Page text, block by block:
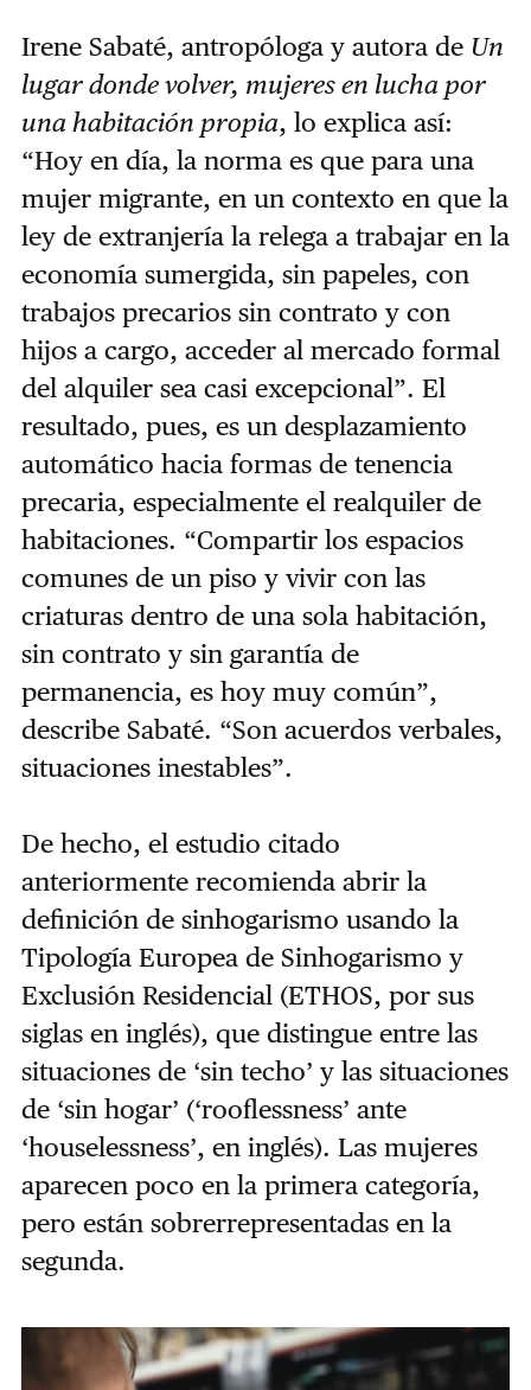
Irene Sabaté, antropóloga y autora de Un
lugar donde volver, mujeres en lucha por
una habitación propia, lo explica así:
“Hoy en día, la norma es que para una
mujer migrante, en un contexto en que la
ley de extranjería la relega a trabajar en la
economía sumergida, sin papeles, con
trabajos precarios sin contrato y con
hijos a cargo, acceder al mercado formal
del alquiler sea casi excepcional”. El
resultado, pues, es un desplazamiento
automático hacia formas de tenencia
precaria, especialmente el realquiler de
habitaciones. “Compartir los espacios
comunes de un piso y vivir con las
criaturas dentro de una sola habitación,
sin contrato y sin garantía de
permanencia, es hoy muy común”,
describe Sabaté. “Son acuerdos verbales,
situaciones inestables”.
De hecho, el estudio citado
anteriormente recomienda abrir la
definición de sinhogarismo usando la
Tipología Europea de Sinhogarismo y
Exclusión Residencial (ETHOS, por sus
siglas en inglés), que distingue entre las
situaciones de ‘sin techo’ y las situaciones
de ‘sin hogar’ (‘rooflessness’ ante
‘houselessness’, en inglés). Las mujeres
aparecen poco en la primera categoría,
pero están sobrerrepresentadas en la
segunda.